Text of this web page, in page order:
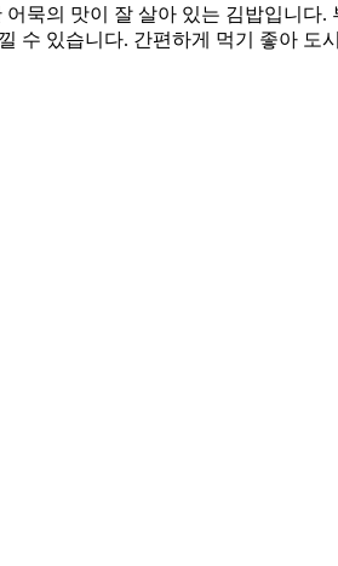
묵의 맛이 잘 살아 있는 김밥입니
수 있습니다. 간편하게 먹기 좋아 도